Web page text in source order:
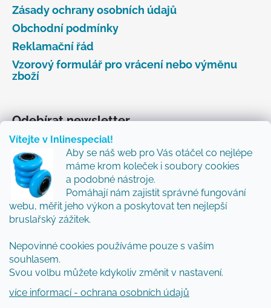
Vítejte v Inlinespecial!
Aby se náš web pro Vás otáčel co nejlépe
máme krom koleček i soubory cookies
a podobné nástroje.
Pomáhají nám zajistit správné fungování
webu, měřit jeho výkon a poskytovat ten nejlepší
bruslařský zážitek.
Nepovinné cookies používáme pouze s vaším
souhlasem.
Svou volbu můžete kdykoliv změnit v nastavení.
více informací - ochrana osobních údajů
Zásady ochrany osobních údajů
Obchodní podmínky
Reklamační řád
Vzorový formulář pro vrácení nebo výměnu
zboží
Odebírat newsletter
Vložte svůj e-mail a my vám budeme zasílat informace
o nových produktech na našem e-shopu.
Přidejte se k nám a my Vám budeme zasílat ty nejlepší
novinky a tipy.
E-mail
Vložením e-mailu souhlasíte spodmínkami
ochrany osobních údajů
PŘIHLÁSIT SE